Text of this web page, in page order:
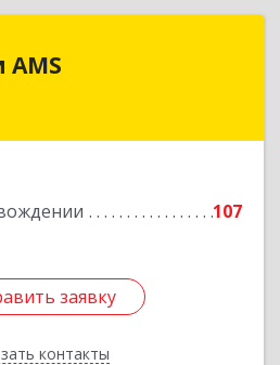
107
заявку
контакты
обл, Гурьевский р-н,
заявку
Назад